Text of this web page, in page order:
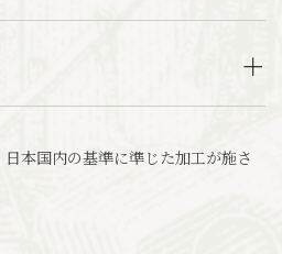
本国内の基準に準じた加工が施さ